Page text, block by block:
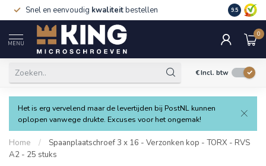
Snel en eenvoudig kwaliteitbestellen 9.5
MENU
0
€Incl. btw
Het is erg vervelend maar de levertijden bij PostNL kunnen
oplopen vanwege drukte. Excuses voor het ongemak!
Home /
Spaanplaatschroef 3 x 16 - Verzonken kop - TORX - RVS
A2 - 25 stuks